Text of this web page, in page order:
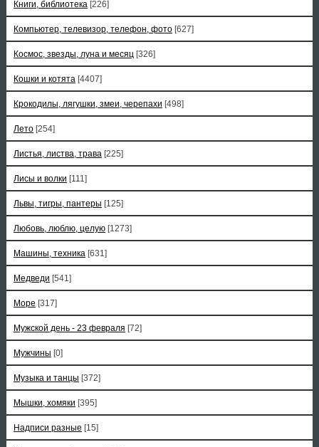
Книги, библиотека [226]
Компьютер, телевизор, телефон, фото [627]
Космос, звезды, луна и месяц [326]
Кошки и котята [4407]
Крокодилы, лягушки, змеи, черепахи [498]
Лето [254]
Листья, листва, трава [225]
Лисы и волки [111]
Львы, тигры, пантеры [125]
Любовь, люблю, целую [1273]
Машины, техника [631]
Медведи [541]
Море [317]
Мужской день - 23 февраля [72]
Мужчины [0]
Музыка и танцы [372]
Мышки, хомяки [395]
Надписи разные [15]